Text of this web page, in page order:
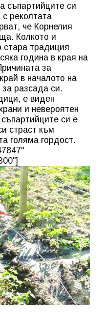
съпартийците си
с реколтата
че Корнелия
Колкото и
стара традиция
година в края на
за
в началото на
разсада си.
е виден
и невероятен
си е
страст към
голяма гордост.